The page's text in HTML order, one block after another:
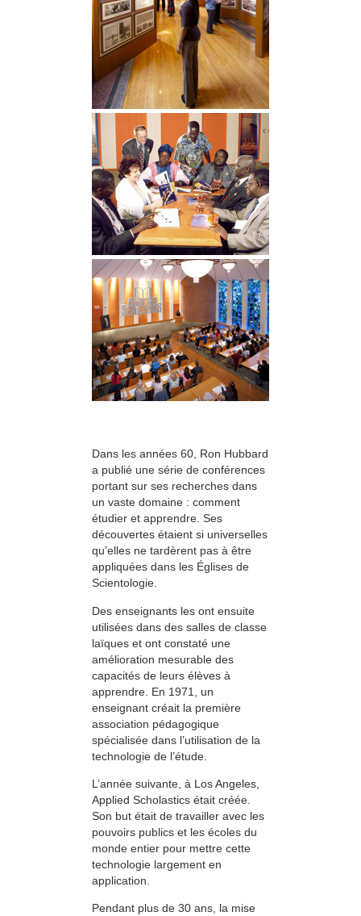
Dans les années 60, Ron Hubbard
a publié une série de conférences
portant sur ses recherches dans
un vaste domaine : comment
étudier et apprendre. Ses
découvertes étaient si universelles
qu’elles ne tardèrent pas à être
appliquées dans les Églises de
Scientologie.
Des enseignants les ont ensuite
utilisées dans des salles de classe
laïques et ont constaté une
amélioration mesurable des
capacités de leurs élèves à
apprendre. En 1971, un
enseignant créait la première
association pédagogique
spécialisée dans l’utilisation de la
technologie de l’étude.
L’année suivante, à Los Angeles,
Applied Scholastics était créée.
Son but était de travailler avec les
pouvoirs publics et les écoles du
monde entier pour mettre cette
technologie largement en
application.
Pendant plus de 30 ans, la mise